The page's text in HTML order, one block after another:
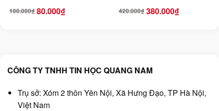
100.000₫
Giá
gốc 80.000₫
Giá
hiện
30523
420.000₫
Giá
gốc 380.000₫
Giá
hiện
CÔNG TY TNHH TIN HỌC QUANG NAM
Trụ sở: Xóm 2 thôn Yên Nội, Xã Hưng Đạo, TP Hà Nội,
Việt Nam